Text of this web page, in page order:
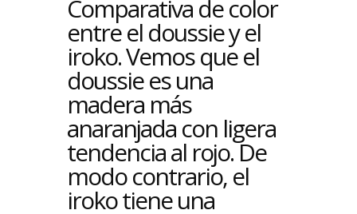
Comparativa de color
entre el doussie y el
iroko. Vemos que el
doussie es una
madera más
anaranjada con ligera
tendencia al rojo. De
modo contrario, el
iroko tiene una